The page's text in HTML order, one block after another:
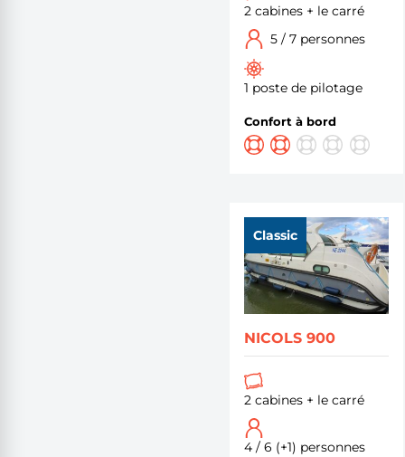
2 cabines + le carré
5 / 7 personnes
1 poste de pilotage
Confort à bord
Classic
NICOLS 900
2 cabines + le carré
4 / 6 (+1) personnes